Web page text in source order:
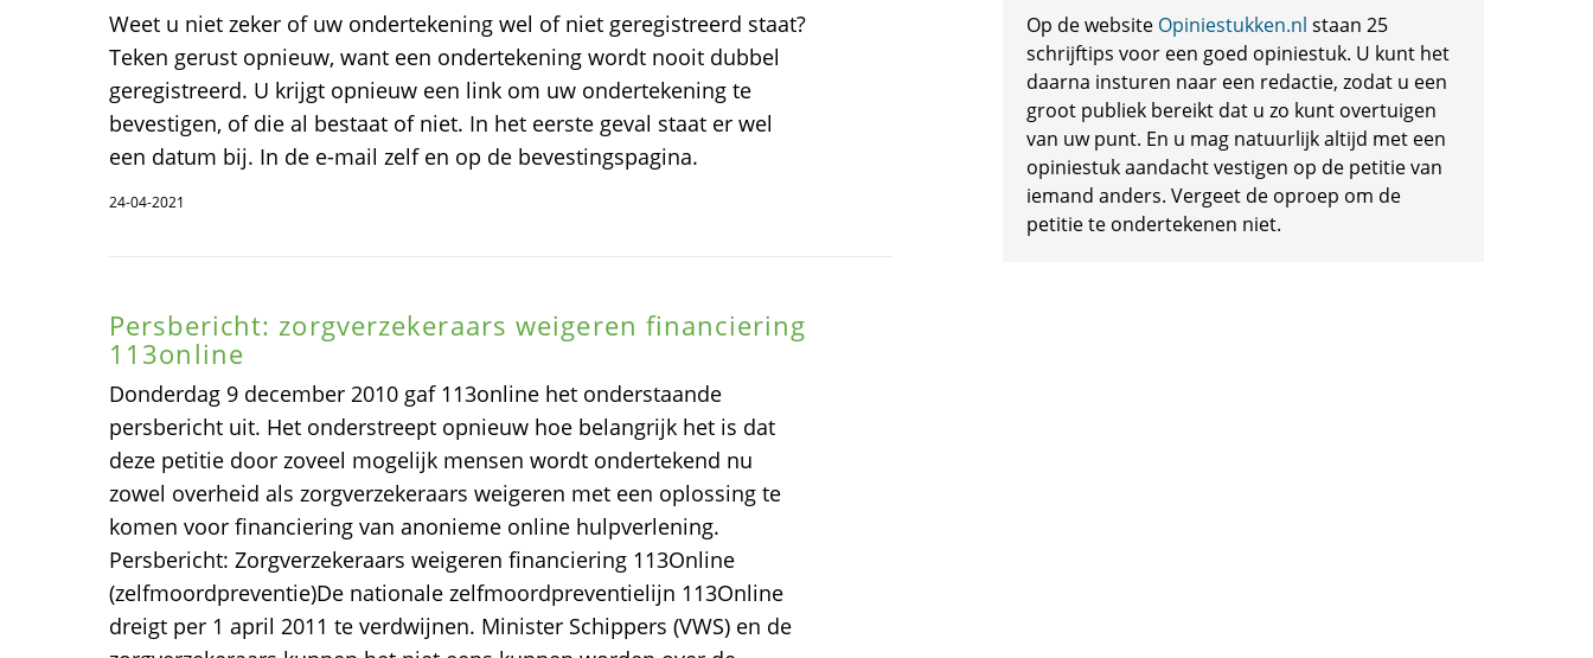
Weet u niet zeker of uw ondertekening wel of niet geregistreerd staat?
Teken gerust opnieuw, want een ondertekening wordt nooit dubbel
geregistreerd. U krijgt opnieuw een link om uw ondertekening te
bevestigen, of die al bestaat of niet. In het eerste geval staat er wel
een datum bij. In de e-mail zelf en op de bevestingspagina.
24-04-2021
Persbericht: zorgverzekeraars weigeren financiering
113online
Donderdag 9 december 2010 gaf 113online het onderstaande
persbericht uit. Het onderstreept opnieuw hoe belangrijk het is dat
deze petitie door zoveel mogelijk mensen wordt ondertekend nu
zowel overheid als zorgverzekeraars weigeren met een oplossing te
komen voor financiering van anonieme online hulpverlening.
Persbericht: Zorgverzekeraars weigeren financiering 113Online
(zelfmoordpreventie)De nationale zelfmoordpreventielijn 113Online
dreigt per 1 april 2011 te verdwijnen. Minister Schippers (VWS) en de
Op de website Opiniestukken.nl staan 25
schrijftips voor een goed opiniestuk. U kunt het
daarna insturen naar een redactie, zodat u een
groot publiek bereikt dat u zo kunt overtuigen
van uw punt. En u mag natuurlijk altijd met een
opiniestuk aandacht vestigen op de petitie van
iemand anders. Vergeet de oproep om de
petitie te ondertekenen niet.